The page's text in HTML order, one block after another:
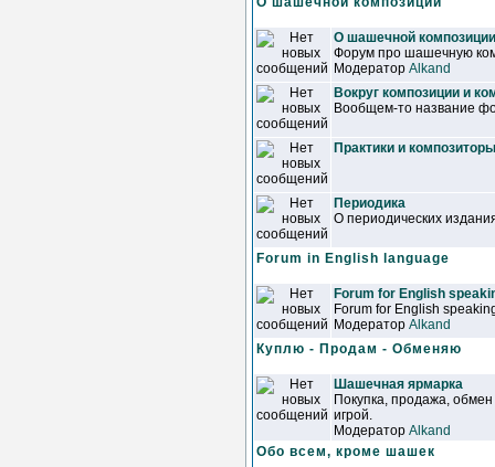
О шашечной композиции
Форум про шашечную
Модератор Alkand
Вокруг композиции и
Вообщем-то название
Практики и композиторы
Периодика
О периодических
Forum in English language
Forum for English
Forum for English
Модератор Alkand
Куплю - Продам - Обменяю
Шашечная ярмарка
Покупка, продажа,
игрой.
Модератор Alkand
Обо всем, кроме шашек